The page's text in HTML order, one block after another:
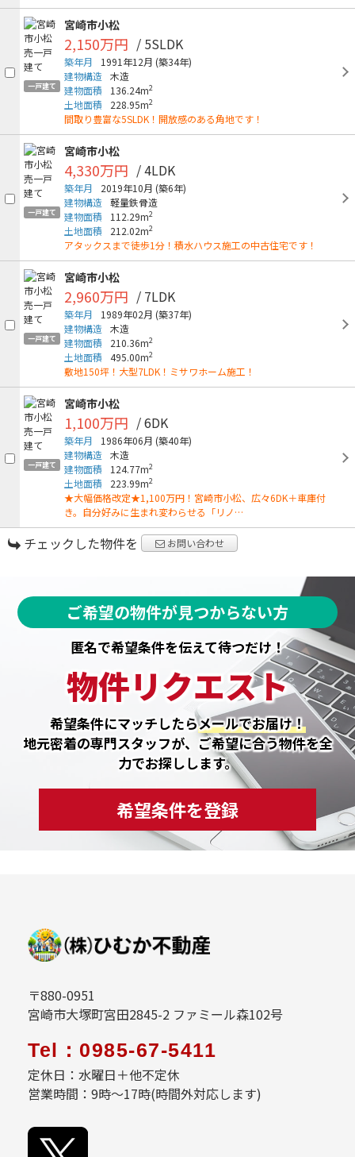
一戸建て
宮崎市小松
2,150万円 / 5SLDK
築年月 1991年12月 (築34年)
建物構造 木造
建物面積
136.24m2
土地面積 228.95m2
間取り豊富な5SLDK！開放感のある角地です！
一戸建て
宮崎市小松
4,330万円 / 4LDK
築年月 2019年10月 (築6年)
建物構造 軽量鉄骨造
建物面積
112.29m2
土地面積 212.02m2
アタックスまで徒歩1分！積水ハウス施工の中古住宅です！
一戸建て
宮崎市小松
2,960万円 / 7LDK
築年月 1989年02月 (築37年)
建物構造 木造
建物面積
210.36m2
土地面積 495.00m2
敷地150坪！大型7LDK！ミサワホーム施工！
一戸建て
宮崎市小松
1,100万円 / 6DK
築年月 1986年06月 (築40年)
建物構造 木造
建物面積
124.77m2
土地面積 223.99m2
★大幅価格改定★1,100万円！宮崎市小松、広々6DK＋車庫付
き。自分好みに生まれ変わらせる「リノ…
チェックした物件を お問い合わせ
ご希望の物件が見つからない方
匿名で希望条件を伝えて待つだけ！
物件リクエスト
希望条件にマッチしたらメールでお届け！
地元密着の専門スタッフが、ご希望に合う物件を全
力でお探しします。
希望条件を登録
〒880-0951
宮崎市大塚町宮田2845-2 ファミール森102号
Tel：0985-67-5411
定休日：水曜日＋他不定休
営業時間：9時～17時(時間外対応します)